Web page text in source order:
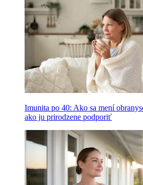
Imunita po 40: Ako sa mení
ako ju prirodzene podporiť